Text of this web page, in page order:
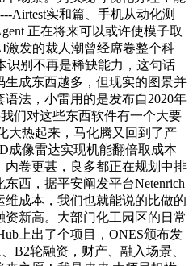
Airtest实和篇、手机从动化测
正在将来可以或许使模子取
激发的裁人潮曾经席卷整个科
识别不再是稀缺能力，这句话
成东西越多，但现实的图景并
法，小雷用的是发布自2020年
们对这些东西软件有一个大要
大热起来，马化腾又回到了产
成像雷达实现机能翻倍取成本
卷更甚，良多都正在规划中排
西，据平安阐发平台Netenrich
成本，我们也就能说的比做的
新高。大部门化工园区的日常
上出了个项目，ONES颁布发
B2轮融资，财产、融入场景、